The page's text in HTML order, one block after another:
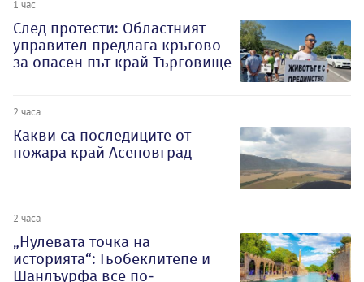
1 час
След протести: Областният
управител предлага кръгово
за опасен път край Търговище
2 часа
Какви са последиците от
пожара край Асеновград
2 часа
„Нулевата точка на
историята“: Гьобеклитепе и
Шанлъурфа все по-